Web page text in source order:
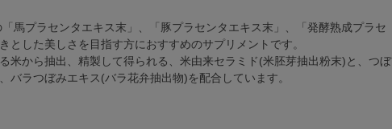
馬プラセンタエキス末」、「豚プラセンタエキス末」、「発酵熟成プラセ
とした美しさを目指す方におすすめのサプリメントです。
米から抽出、精製して得られる、米由来セラミド(米胚芽抽出粉末)と、つぼ
バラつぼみエキス(バラ花弁抽出物)を配合しています。